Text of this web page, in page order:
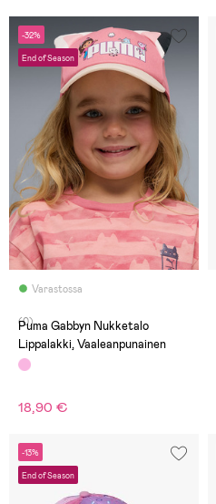
-32%
End of Season
Varastossa
(0)
Puma Gabbyn Nukketalo
Lippalakki, Vaaleanpunainen
18,90 €
-13%
End of Season